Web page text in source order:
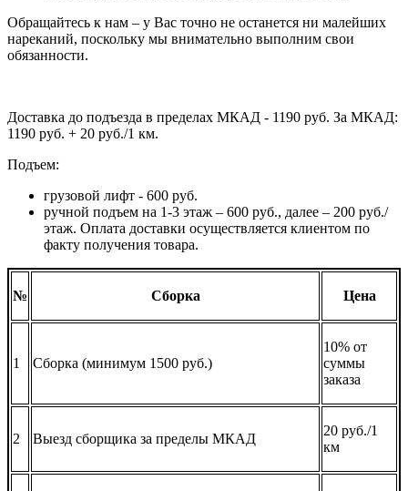
Обращайтесь к нам – у Вас точно не останется ни малейших
нареканий, поскольку мы внимательно выполним свои
обязанности.
Доставка до подъезда в пределах МКАД - 1190 руб. За МКАД:
1190 руб. + 20 руб./1 км.
Подъем:
грузовой лифт - 600 руб.
ручной подъем на 1-3 этаж – 600 руб., далее – 200 руб./
этаж. Оплата доставки осуществляется клиентом по
факту получения товара.
№ Сборка Цена
1 Сборка (минимум 1500 руб.)
10% от
суммы
заказа
2 Выезд сборщика за пределы МКАД
20 руб./1
км